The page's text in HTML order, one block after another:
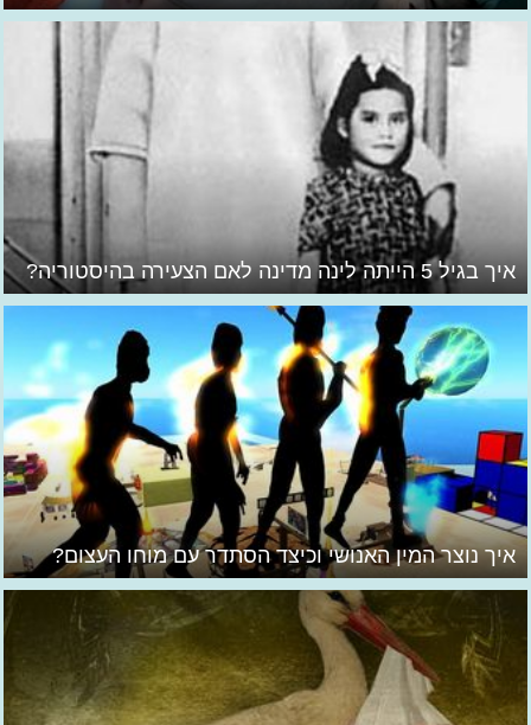
איך בגיל 5 הייתה לינה מדינה לאם הצעירה בהיסטוריה?
איך נוצר המין האנושי וכיצד הסתדר עם מוחו העצום?